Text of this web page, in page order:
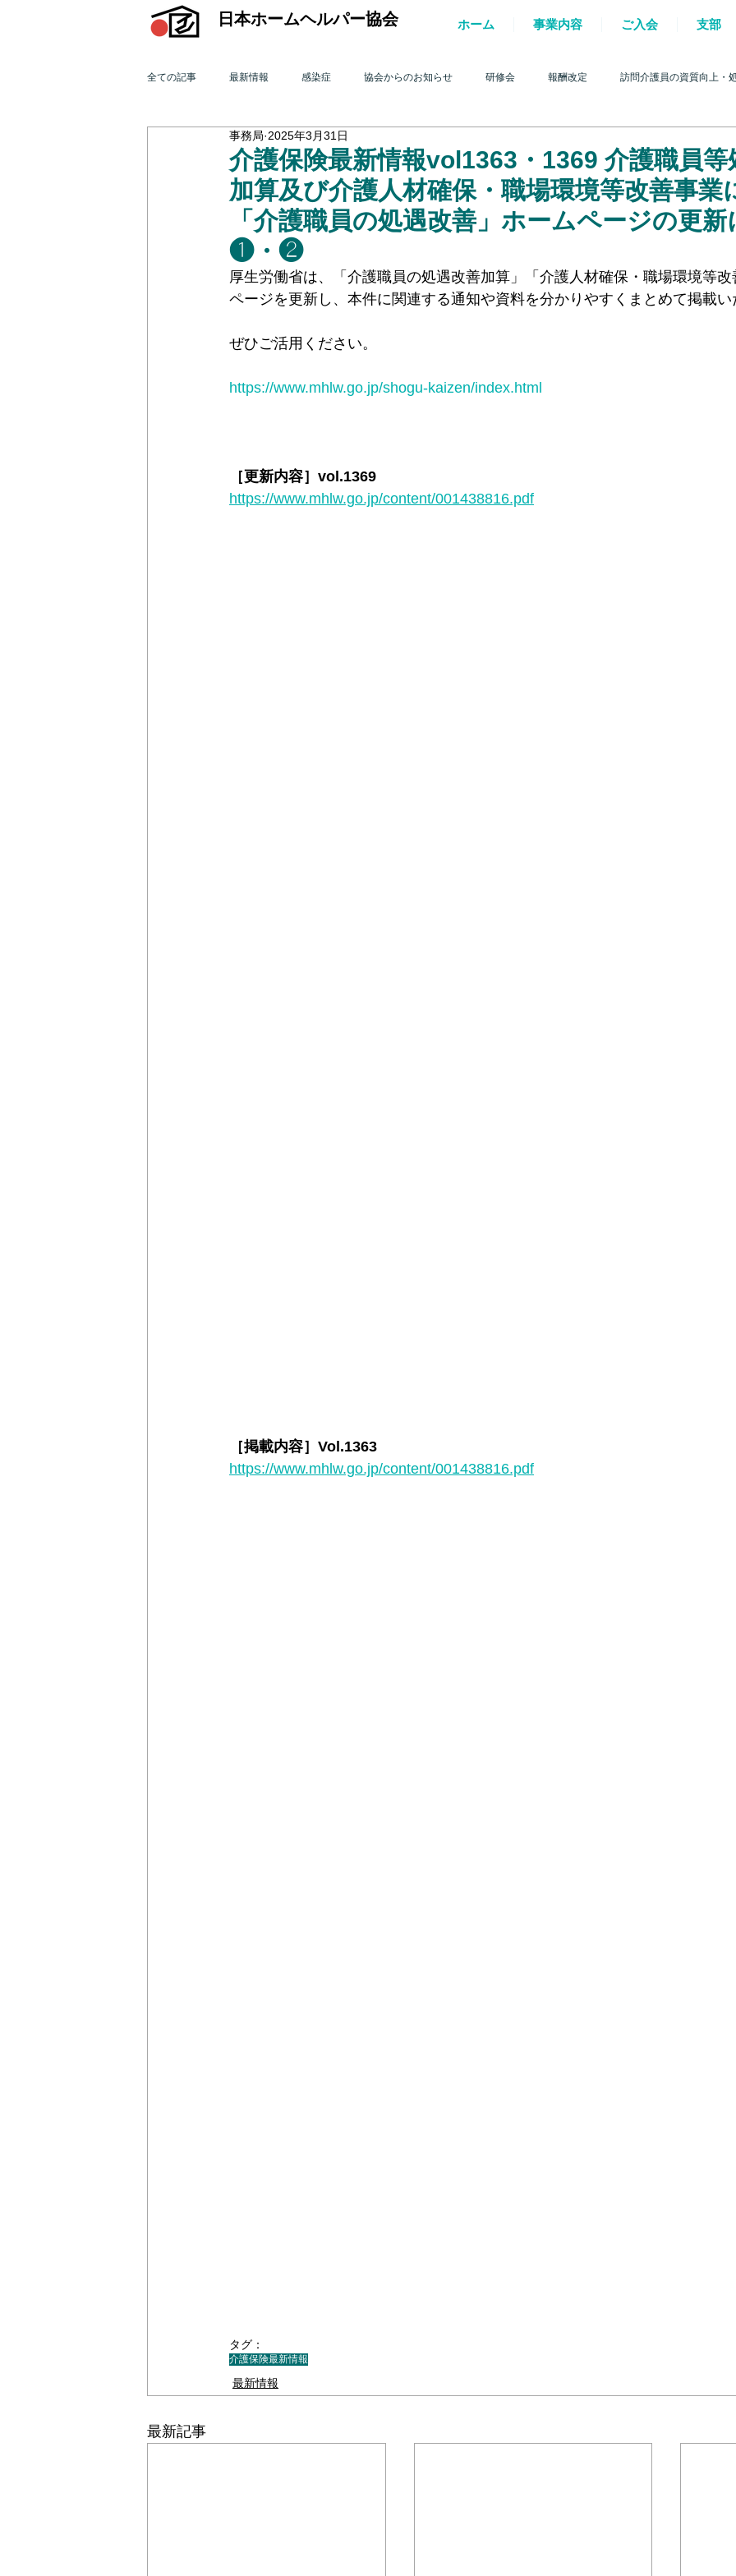
日本ホームヘルパー協会 ホーム 事業内容 ご入会 支部
全ての記事 最新情報 感染症 協会からのお知らせ 研修会 報酬改定 訪問介護員の資質向上・
機関誌「ホームヘルパー」 訪問介護を巡る動き
2015年 訪問介護を巡る動き 2014年 訪問介護を巡る動き 2013年 訪問介護を巡る動き 2012年 訪問介護を
2011年 訪問介護を巡る動き 2010年 訪問介護を巡る動き 2009年 訪問介護を巡る動き Q&A 介護人
オンライン研修会 機関誌「ホームヘルパー」2022
介護保険最新情報vol1363・1369 介護職員等
加算及び介護人材確保・職場環境等改善事業
「介護職員の処遇改善」ホームページの更
❶・❷
事務局 2025年3月31日
厚生労働省は、「介護職員の処遇改善加算」「介護人材確保・職場環境等改
ページを更新し、本件に関連する通知や資料を分かりやすくまとめて掲載い
ぜひご活用ください。
https://www.mhlw.go.jp/shogu-kaizen/index.html
［更新内容］vol.1369
https://www.mhlw.go.jp/content/001438816.pdf
［掲載内容］Vol.1363
https://www.mhlw.go.jp/content/001438816.pdf
タグ：
介護保険最新情報
最新情報
最新記事